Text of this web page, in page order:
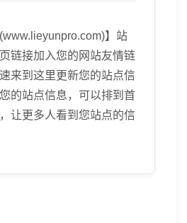
】站
链接加入您的网站友情链
来到这里更新您的站点信
的站点信息，可以排到首
让更多人看到您站点的信